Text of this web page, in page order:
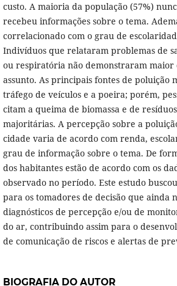
custo. A maioria da população (57%)
recebeu informações sobre o tema.
correlacionado com o grau de
Indivíduos que relataram problemas de
ou respiratória não demonstraram maior
assunto. As principais fontes de poluição
tráfego de veículos e a poeira; porém,
citam a queima de biomassa e de
majoritárias. A percepção sobre a
cidade varia de acordo com renda,
grau de informação sobre o tema. De
dos habitantes estão de acordo com os
observado no período. Este estudo
para os tomadores de decisão que ainda
diagnósticos de percepção e/ou de
do ar, contribuindo assim para o
de comunicação de riscos e alertas de
BIOGRAFIA DO AUTOR